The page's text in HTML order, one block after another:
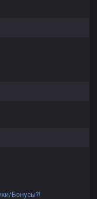
Бонусы?!